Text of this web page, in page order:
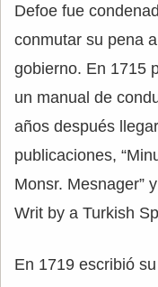
Defoe fue
conmutar su pena
gobierno. En 1715
un manual de
años después
publicaciones,
Monsr. Mesnager”
Writ by a Turkish
En 1719 escribió